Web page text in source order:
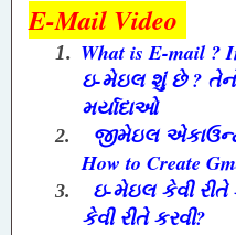
E-Mail Video
1. What is E-mail ?
ઇ-મેઇલ શું છે ?
મર્યાદાઓ
2.
જીમેઇલ એકાઉન્ટ
How to Create
3.
ઇ-મેઇલ કેવી
કેવી રીતે કરવી?